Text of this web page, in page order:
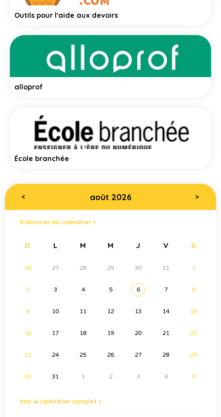
Outils pour l'aide aux devoirs
alloprof
École branchée
< août 2026 >
S’abonner au calendrier >
D L M M J V S
26 27 28 29 30 31 1
2 3 4 5 6 7 8
9 10 11 12 13 14 15
16 17 18 19 20 21 22
23 24 25 26 27 28 29
30 31 1 2 3 4 5
Voir le calendrier complet >